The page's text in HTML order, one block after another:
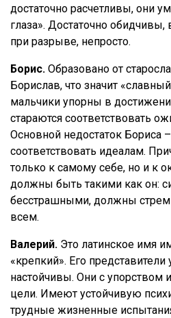
достаточно расчетливы, они
глаза». Достаточно
при разрыве, непросто.
Борис. Образовано от
Борислав, что значит
мальчики упорны в
стараются соответствовать
Основной недостаток Бориса
соответствовать идеалам.
только к самому себе, но и к
должны быть такими как он:
бесстрашными, должны
всем.
Валерий. Это латинское имя
«крепкий». Его
настойчивы. Они с упорством
цели. Имеют устойчивую
трудные жизненные